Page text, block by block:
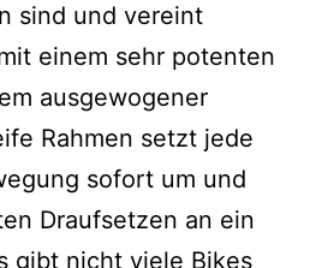
sind und vereint
einem sehr potenten
ausgewogener
Rahmen setzt jede
sofort um und
Draufsetzen an ein
gibt nicht viele Bikes